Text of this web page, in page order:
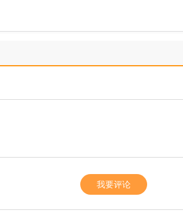
我要评论